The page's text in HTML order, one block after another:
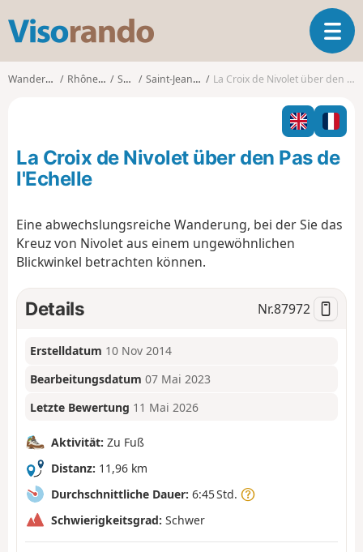
s
o
o
T
o
l
n
a
a
n
Wanderungen Rhône-Alpes Savoie Saint-Jean-d'Arvey La Croix de Nivolet über den Pas de l'Echelle
La Croix de Nivolet über den Pas de
l'Echelle
Eine abwechslungsreiche Wanderung, bei der Sie das
Kreuz von Nivolet aus einem ungewöhnlichen
Blickwinkel betrachten können.
Details Nr.87972
Erstelldatum 10 Nov 2014
Bearbeitungsdatum 07 Mai 2023
Letzte Bewertung 11 Mai 2026
Aktivität: Zu Fuß
Distanz: 11,96 km
Durchschnittliche Dauer: 6:45 Std.
Schwierigkeitsgrad: Schwer